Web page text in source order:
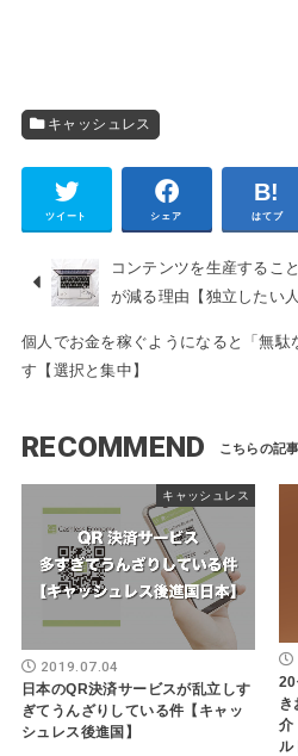
キャッシュレス
ツイート シェア はてブ
コンテンツを生産するこ
が減る理由【独立したい人
個人でお金を稼ぐようになると「無駄
す【選択と集中】
RECOMMEND
キャッシュレス
2019.07.04
日本のQR決済サービスが乱立しす
ぎてうんざりしている件【キャッ
シュレス後進国】
介
ル